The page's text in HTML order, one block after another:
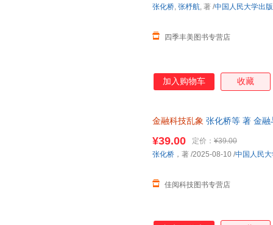
四季丰美图书专营店
张化桥, 张杼航, 著 /中国人民大学出
加入购物车 收藏
金融科技乱象 张化桥等 著 金融
¥39.00 定价： ¥39.00
佳阅科技图书专营店
张化桥 ，著 /2025-08-10 /中国人民